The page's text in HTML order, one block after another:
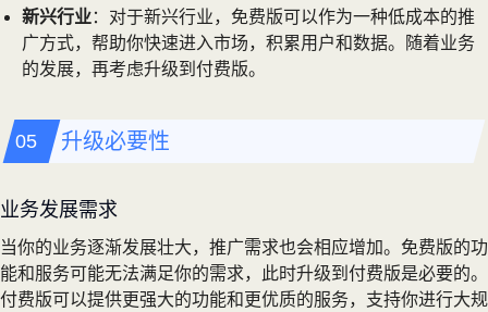
新兴行业：对于新兴行业，免费版可以作为一种低成本的推
广方式，帮助你快速进入市场，积累用户和数据。随着业务
的发展，再考虑升级到付费版。
升级必要性
业务发展需求
当你的业务逐渐发展壮大，推广需求也会相应增加。免费版的功
能和服务可能无法满足你的需求，此时升级到付费版是必要的。
付费版可以提供更强大的功能和更优质的服务，支持你进行大规